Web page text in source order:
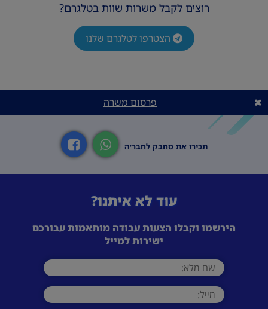
רוצים לקבל משרות שוות בטלגרם?
הצטרפו לטלגרם שלנו
פרסום משרה
תכירו את סחבק לחבר׳ה
עוד לא איתנו?
הירשמו וקבלו הצעות עבודה מותאמות עבורכם
ישירות למייל